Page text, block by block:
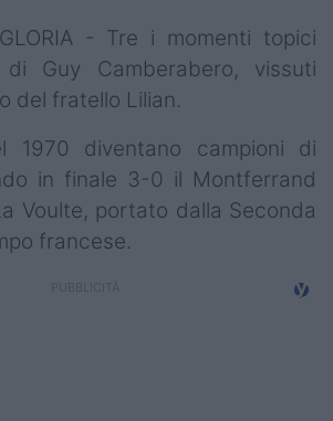
- Tre i momenti topici
Guy Camberabero, vissuti
del fratello Lilian.
1970 diventano campioni di
in finale 3-0 il Montferrand
Voulte, portato dalla Seconda
francese.